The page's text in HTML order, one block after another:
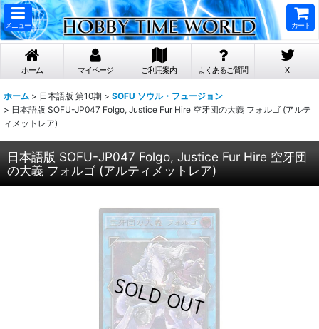
メニュー カート
ホーム マイページ ご利用案内 よくあるご質問 X
ホーム > 日本語版 第10期 > SOFU ソウル・フュージョン
> 日本語版 SOFU-JP047 Folgo, Justice Fur Hire 空牙団の大義 フォルゴ (アルテ
ィメットレア)
日本語版 SOFU-JP047 Folgo, Justice Fur Hire 空牙団
の大義 フォルゴ (アルティメットレア)